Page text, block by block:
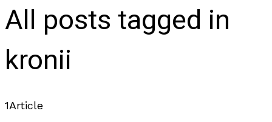
All posts tagged in
kronii
1Article